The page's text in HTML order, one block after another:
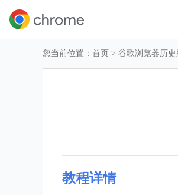
您当前位置： 首页 > 谷歌浏览器历
教程详情